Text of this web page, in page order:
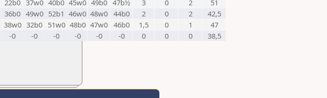
22b0 37w0 40b0 45w0 49b0 47b½ 3 0 2
51
36b0 49w0 52b1 46w0 48w0 44b0 2 0 2
42,5
38w0 32b0 51w0 48b0 47w0 46b0 1,5 0 1
47
-0 -0 -0 -0 -0 -0 0 0 0
38,5